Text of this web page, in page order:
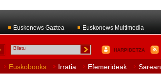
Euskonews Gaztea Euskonews Multimedia
HARPIDETZA
Euskobooks Irratia Efemerideak Sarean